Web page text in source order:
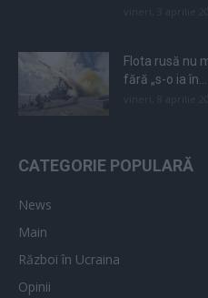
Flota rusă nu
fără „s-o ia în...
CATEGORIE POPULARĂ
News
Main
Război în Ucraina
Opinii